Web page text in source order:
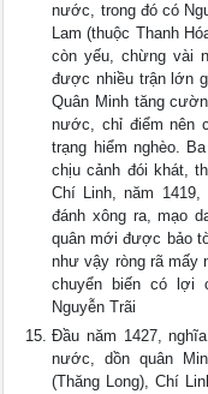
nước, trong đó có
Lam (thuộc Thanh
còn yếu, chừng vài
được nhiều trận lớn
Quân Minh tăng
nước, chỉ điểm nên
trạng hiểm nghèo.
chịu cảnh đói khát,
Chí Linh, năm
đánh xông ra, mạo
quân mới được bảo
như vậy ròng rã mấy
chuyển biến có lợi
Nguyễn Trãi
Đầu năm 1427,
nước, dồn quân
(Thăng Long), Chí